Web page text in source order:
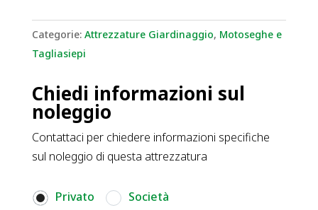
Categorie: Attrezzature Giardinaggio, Motoseghe e
Tagliasiepi
Chiedi informazioni sul
noleggio
Contattaci per chiedere informazioni specifiche
sul noleggio di questa attrezzatura
Privato Società